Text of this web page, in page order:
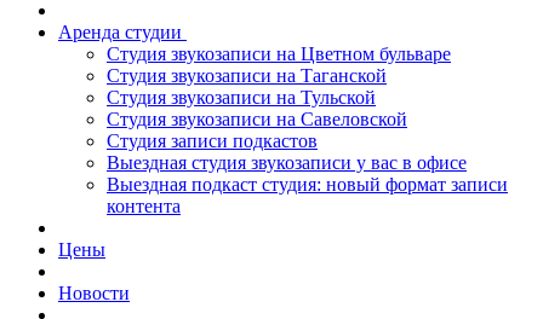
Аренда студии
Студия звукозаписи на Цветном бульваре
Студия звукозаписи на Таганской
Студия звукозаписи на Тульской
Студия звукозаписи на Савеловской
Студия записи подкастов
Выездная студия звукозаписи у вас в офисе
Выездная подкаст студия: новый формат записи
контента
Цены
Новости